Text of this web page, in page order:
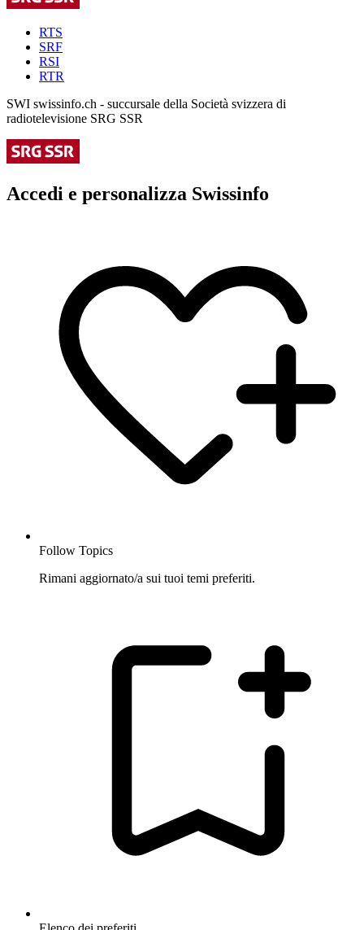
RTS
SRF
RSI
RTR
SWI swissinfo.ch - succursale della Società svizzera di
radiotelevisione SRG SSR
Accedi e personalizza Swissinfo
Follow Topics
Rimani aggiornato/a sui tuoi temi preferiti.